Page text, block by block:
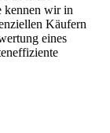
kennen wir in
Käufern
eines